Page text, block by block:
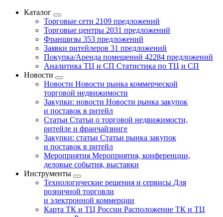
Каталог
Торговые сети 2109 предложений
Торговые центры 2031 предложений
Франшизы 353 предложений
Заявки ритейлеров 31 предложений
Покупка/Аренда помещений 42284 предложений
Аналитика ТЦ и СП Статистика по ТЦ и СП
Новости
Новости Новости рынка коммерческой
торговой недвижимости
Закупки: новости Новости рынка закупок
и поставок в ритейл
Статьи Статьи о торговой недвижимости,
ритейле и франчайзинге
Закупки: статьи Статьи рынка закупок
и поставок в ритейл
Мероприятия Мероприятия, конференции,
деловые события, выставки
Инструменты
Технологические решения и сервисы Для
розничной торговли
и электронной коммерции
Карта ТК и ТЦ России Расположение ТК и ТЦ